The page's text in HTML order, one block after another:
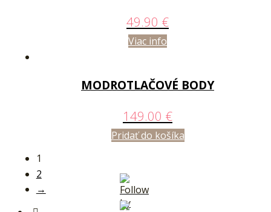
49.90 €
Viac info
MODROTLAČOVÉ BODY
149.00 €
Pridať do košíka
1
2
→